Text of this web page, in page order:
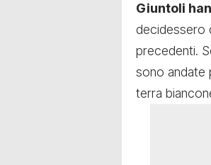
Giuntoli
decidessero
precedenti.
sono andate
terra